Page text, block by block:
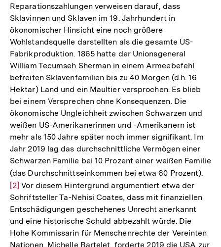
Reparationszahlungen verweisen darauf, dass
Sklavinnen und Sklaven im 19. Jahrhundert in
ökonomischer Hinsicht eine noch größere
Wohlstandsquelle darstellten als die gesamte US-
Fabrikproduktion. 1865 hatte der Unionsgeneral
William Tecumseh Sherman in einem Armeebefehl
befreiten Sklavenfamilien bis zu 40 Morgen (d.h. 16
Hektar) Land und ein Maultier versprochen. Es blieb
bei einem Versprechen ohne Konsequenzen. Die
ökonomische Ungleichheit zwischen Schwarzen und
weißen US-Amerikanerinnen und -Amerikanern ist
mehr als 150 Jahre später noch immer signifikant. Im
Jahr 2019 lag das durchschnittliche Vermögen einer
Schwarzen Familie bei 10 Prozent einer weißen Familie
(das Durchschnittseinkommen bei etwa 60 Prozent).
[2] Vor diesem Hintergrund argumentiert etwa der
Schriftsteller Ta-Nehisi Coates, dass mit finanziellen
Entschädigungen geschehenes Unrecht anerkannt
und eine historische Schuld abbezahlt würde. Die
Hohe Kommissarin für Menschenrechte der Vereinten
Nationen, Michelle Bartelet, forderte 2019 die USA zur